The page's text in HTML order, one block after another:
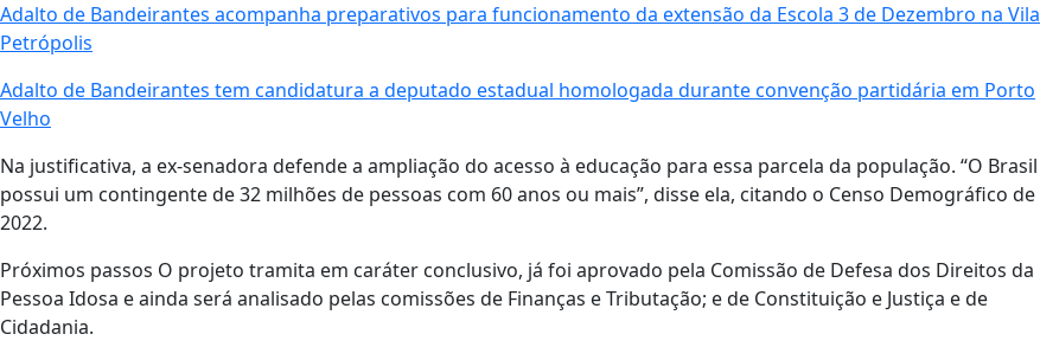
Adalto de Bandeirantes acompanha preparativos para funcionamento da extensão da Escola 3 de Dezembro na Vila
Petrópolis
Adalto de Bandeirantes tem candidatura a deputado estadual homologada durante convenção partidária em Porto
Velho
Na justificativa, a ex-senadora defende a ampliação do acesso à educação para essa parcela da população. “O Brasil
possui um contingente de 32 milhões de pessoas com 60 anos ou mais”, disse ela, citando o Censo Demográfico de
2022.
Próximos passos O projeto tramita em caráter conclusivo, já foi aprovado pela Comissão de Defesa dos Direitos da
Pessoa Idosa e ainda será analisado pelas comissões de Finanças e Tributação; e de Constituição e Justiça e de
Cidadania.